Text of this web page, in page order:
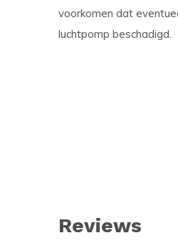
voorkomen dat
luchtpomp beschadigd.
Reviews